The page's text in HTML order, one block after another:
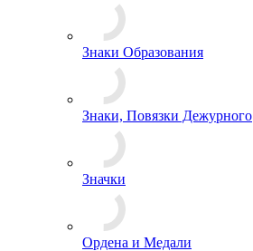
Знаки Образования
Знаки, Повязки Дежурного
Значки
Ордена и Медали